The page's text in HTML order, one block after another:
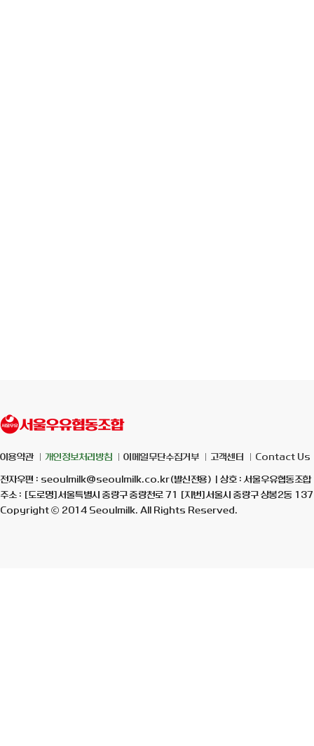
이용약관 개인정보처리방침 이메일무단수집거부 고객센터 Contact Us
전자우편 : seoulmilk@seoulmilk.co.kr(발신전용) | 상호 : 서울우유협동조합 |
주소 : [도로명]서울특별시 중랑구 중랑천로 71 [지번]서울시 중랑구 상봉2
Copyright ⓒ 2014 Seoulmilk. All Rights Reserved.